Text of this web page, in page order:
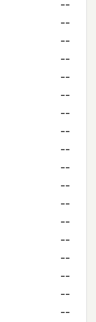
--
--
--
--
--
--
--
--
--
--
--
--
--
--
--
--
--
--